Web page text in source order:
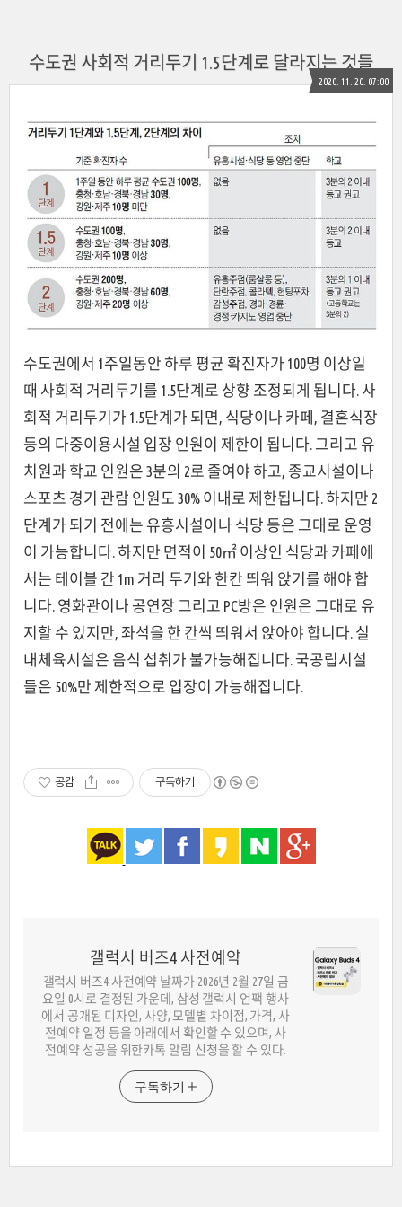
수도권 사회적 거리두기 1.5단계로 달라지는 것들
2020. 11. 20. 07:00
수도권에서 1주일동안 하루 평균 확진자가 100명 이상일
때 사회적 거리두기를 1.5단계로 상향 조정되게 됩니다. 사
회적 거리두기가 1.5단계가 되면, 식당이나 카페, 결혼식장
등의 다중이용시설 입장 인원이 제한이 됩니다. 그리고 유
치원과 학교 인원은 3분의 2로 줄여야 하고, 종교시설이나
스포츠 경기 관람 인원도 30% 이내로 제한됩니다. 하지만 2
단계가 되기 전에는 유흥시설이나 식당 등은 그대로 운영
이 가능합니다. 하지만 면적이 50㎡ 이상인 식당과 카페에
서는 테이블 간 1m 거리 두기와 한칸 띄워 앉기를 해야 합
니다. 영화관이나 공연장 그리고 PC방은 인원은 그대로 유
지할 수 있지만, 좌석을 한 칸씩 띄워서 앉아야 합니다. 실
내체육시설은 음식 섭취가 불가능해집니다. 국공립시설
들은 50%만 제한적으로 입장이 가능해집니다.
공감 구독하기
갤럭시 버즈4 사전예약
갤럭시 버즈4 사전예약 날짜가 2026년 2월 27일 금
요일 0시로 결정된 가운데, 삼성 갤럭시 언팩 행사
에서 공개된 디자인, 사양, 모델별 차이점, 가격, 사
전예약 일정 등을 아래에서 확인할 수 있으며, 사
전예약 성공을 위한카톡 알림 신청을 할 수 있다.
구독하기